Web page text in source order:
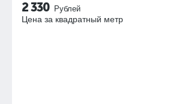
2 330 Рублей
Цена за квадратный метр